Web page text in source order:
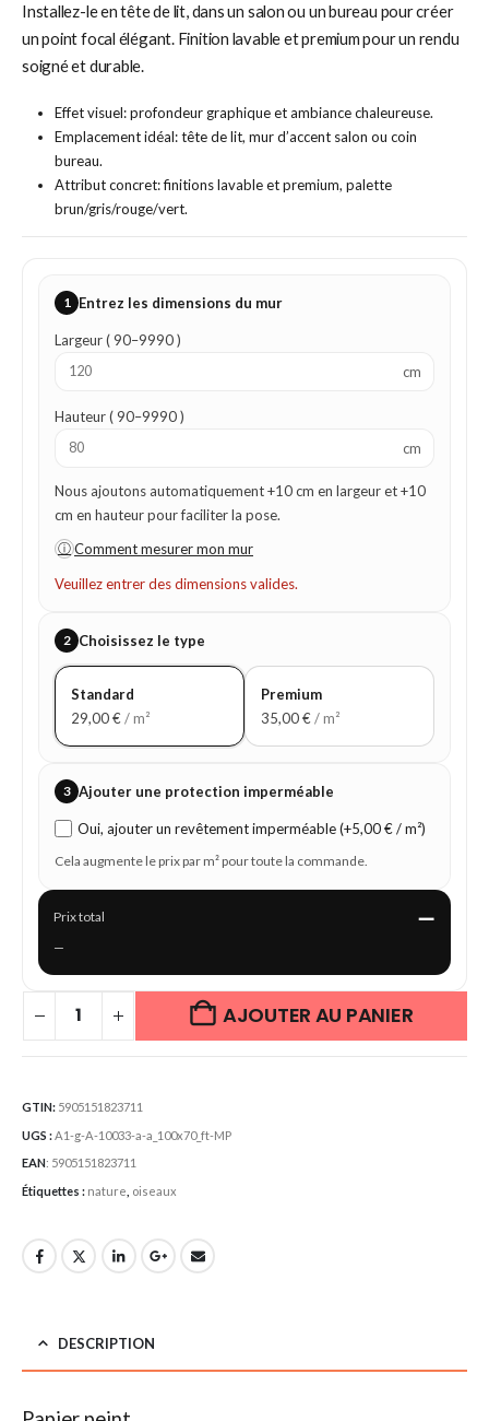
Installez-le en tête de lit, dans un salon ou un bureau pour créer
un point focal élégant. Finition lavable et premium pour un rendu
soigné et durable.
Effet visuel: profondeur graphique et ambiance chaleureuse.
Emplacement idéal: tête de lit, mur d’accent salon ou coin
bureau.
Attribut concret: finitions lavable et premium, palette
brun/gris/rouge/vert.
1 Entrez les dimensions du mur
Largeur ( 90–9990 )
cm
Hauteur ( 90–9990 )
cm
Nous ajoutons automatiquement +10 cm en largeur et +10
cm en hauteur pour faciliter la pose.
ⓘ Comment mesurer mon mur
Veuillez entrer des dimensions valides.
2 Choisissez le type
Standard
29,00€/ m²
Premium
35,00€/ m²
3 Ajouter une protection imperméable
Oui, ajouter un revêtement imperméable (+5,00 € / m²)
Cela augmente le prix par m² pour toute la commande.
Prix total —
—
AJOUTER AU PANIER
GTIN: 5905151823711
UGS :A1-g-A-10033-a-a_100x70_ft-MP
EAN: 5905151823711
Étiquettes : nature oiseaux
DESCRIPTION